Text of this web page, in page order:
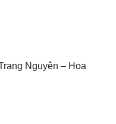
Nguyên – Hoa